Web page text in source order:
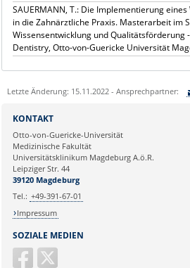
SAUERMANN, T.: Die Implementierung
in die Zahnärztliche Praxis. Masterarbeit im
Wissensentwicklung und Qualitätsförderung
Dentistry, Otto-von-Guericke Universität
Letzte Änderung: 15.11.2022 - Ansprechpartner:
Ihre E-Mailadresse:
Ihr Anliegen:
SOZIALE MEDIEN
KONTAKT
Otto-von-Guericke-Universität
Medizinische Fakultät
Universitätsklinikum Magdeburg A.ö.R.
Leipziger Str. 44
39120 Magdeburg
Tel.: +49-391-67-01
Impressum